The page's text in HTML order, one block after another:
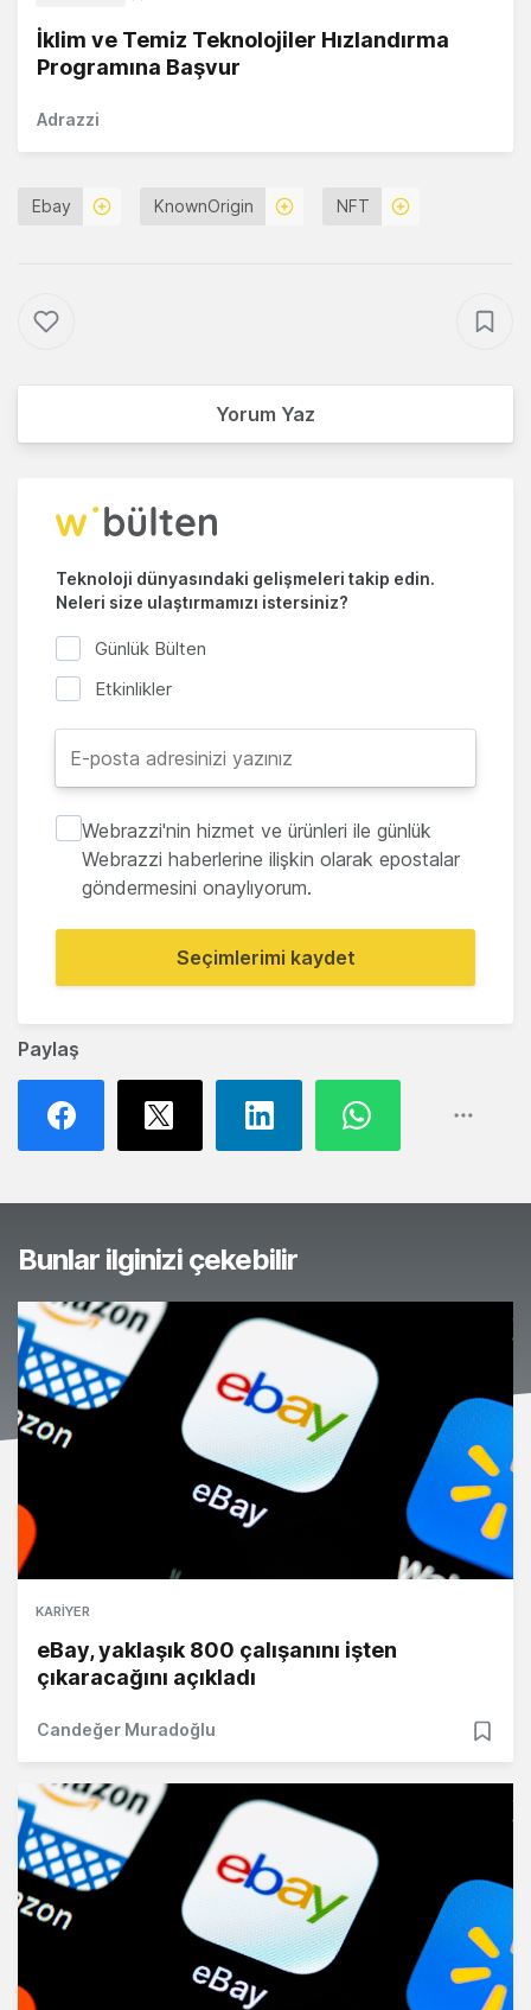
Paylaş
İklim ve Temiz Teknolojiler Hızlandırma
Programına Başvur
Adrazzi
Ebay KnownOrigin NFT
Yorum Yaz
Teknoloji dünyasındaki gelişmeleri takip edin.
Neleri size ulaştırmamızı istersiniz?
Günlük Bülten
Etkinlikler
Webrazzi'nin hizmet ve ürünleri ile günlük
Webrazzi haberlerine ilişkin olarak epostalar
göndermesini onaylıyorum.
Seçimlerimi kaydet
Bunlar ilginizi çekebilir
KARIYER
eBay, yaklaşık 800 çalışanını işten
çıkaracağını açıkladı
Candeğer Muradoğlu